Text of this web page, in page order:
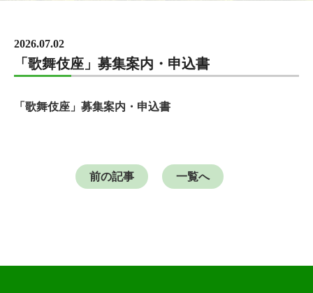
2026.07.02
「歌舞伎座」募集案内・申込書
「歌舞伎座」募集案内・申込書
前の記事 一覧へ